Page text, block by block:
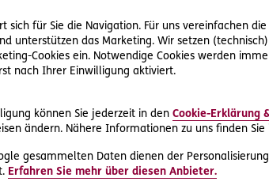
sich für Sie die Navigation. Für uns vereinfachen
unterstützen das Marketing. Wir setzen
Cookies ein. Notwendige Cookies werden
nach Ihrer Einwilligung aktiviert.
können Sie jederzeit in den Cookie-Erklärung
ändern. Nähere Informationen zu uns finden Sie
gesammelten Daten dienen der
Erfahren Sie mehr über diesen Anbieter.
Frau R. die Kosten einer neuen Lampe.
Rechtsproblem nicht selbst
der D.A.S. Direkthilfe® war für sie kostenlos.
Gericht benötigt
teuer und nervenaufreibend. Umso
Ganz ohne Anwalt und Gericht.